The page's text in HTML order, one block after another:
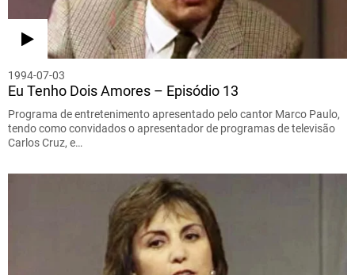
1994-07-03
Eu Tenho Dois Amores – Episódio 13
Programa de entretenimento apresentado pelo cantor Marco Paulo,
tendo como convidados o apresentador de programas de televisão
Carlos Cruz, e…